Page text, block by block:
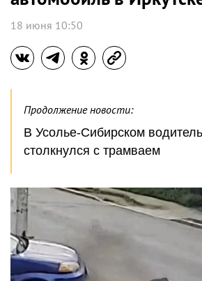
18 июня 10:50
Продолжение новости:
В Усолье-Сибирском
столкнулся с трамваем